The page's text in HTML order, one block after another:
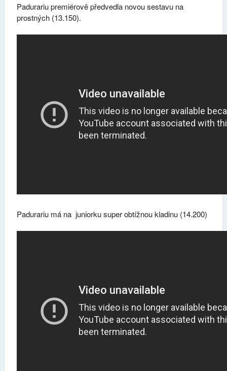
Padurariu premiérově předvedla novou sestavu na
prostných (13.150).
Padurariu má na juniorku super obtížnou kladinu (14.200)